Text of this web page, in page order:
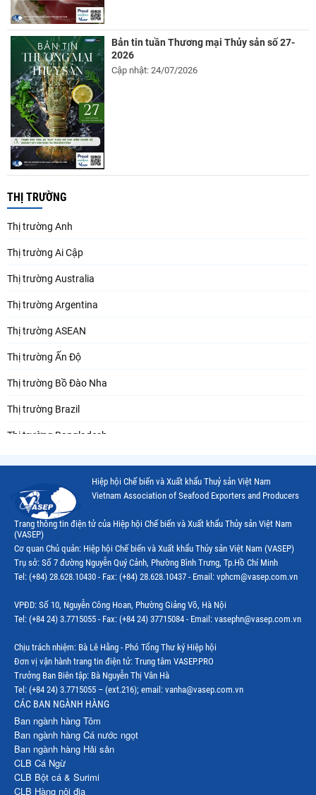
Bản tin tuần Thương mại Thủy sản số 27-
2026
Cập nhật: 24/07/2026
THỊ TRƯỜNG
Thị trường Anh
Thị trường Ai Cập
Thị trường Australia
Thị trường Argentina
Thị trường ASEAN
Thị trường Ấn Độ
Thị trường Bồ Đào Nha
Thị trường Brazil
Thị trường Bangladesh
Thị trường Canada
Thị trường Ecuador
Thị trường EU
Thị trường Indonesia
Thị trường Mỹ
Thị trường Nga
Thị trường Hàn Quốc
Thị trường Nhật Bản
Thị trường Thái Lan
Thị trường Trung Quốc
Thị trường Philippines
Hiệp hội Chế biến và Xuất khẩu Thuỷ sản Việt Nam
Vietnam Association of Seafood Exporters and Producers
Trang thông tin điện tử của Hiệp hội Chế biến và Xuất khẩu Thủy sản Việt Nam
(VASEP)
Cơ quan Chủ quản: Hiệp hội Chế biến và Xuất khẩu Thủy sản Việt Nam (VASEP)
Trụ sở: Số 7 đường Nguyễn Quý Cảnh, Phường Bình Trưng, Tp.Hồ Chí Minh
Tel: (+84) 28.628.10430 - Fax: (+84) 28.628.10437 - Email: vphcm@vasep.com.vn
VPĐD: Số 10, Nguyễn Công Hoan, Phường Giảng Võ, Hà Nội
Tel: (+84 24) 3.7715055 - Fax: (+84 24) 37715084 - Email: vasephn@vasep.com.vn
Chịu trách nhiệm: Bà Lê Hằng - Phó Tổng Thư ký Hiệp hội
Đơn vị vận hành trang tin điện tử: Trung tâm VASEP.PRO
Trưởng Ban Biên tập: Bà Nguyễn Thị Vân Hà
Tel: (+84 24) 3.7715055 – (ext.216); email: vanha@vasep.com.vn
CÁC BAN NGÀNH HÀNG
Ban ngành hàng Tôm
Ban ngành hàng Cá nước ngọt
Ban ngành hàng Hải sản
CLB Cá Ngừ
CLB Bột cá & Surimi
CLB Hàng nội địa